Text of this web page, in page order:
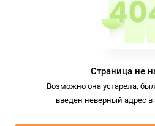
Страница не
Возможно она устарела,
введен неверный адрес в